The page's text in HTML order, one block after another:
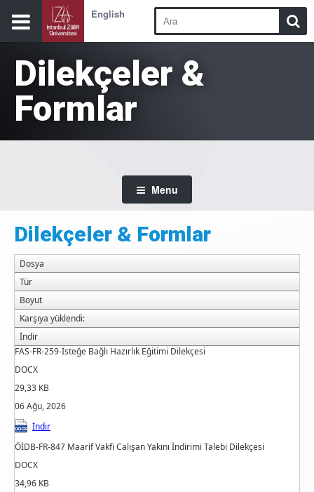
English
Dilekçeler &
Formlar
Menu
Dilekçeler & Formlar
Dosya
Tür
Boyut
Karşıya yüklendi:
İndir
FAS-FR-259-İsteğe Bağlı Hazırlık Eğitimi Dilekçesi
DOCX
29,33 KB
06 Ağu, 2026
İndir
ÖİDB-FR-847 Maarif Vakfi Calışan Yakını İndirimi Talebi Dilekçesi
DOCX
34,96 KB